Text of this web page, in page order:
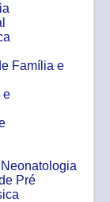
Família e
e
Pré